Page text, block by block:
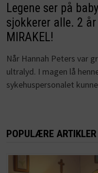
Legene ser på
sjokkerer alle. 2 år
MIRAKEL!
Når Hannah Peters var
ultralyd. I magen lå
sykehuspersonalet
POPULÆRE ARTIKLER